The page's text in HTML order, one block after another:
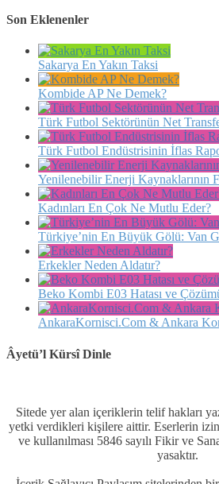
Son Eklenenler
Sakarya En Yakın Taksi
Kombide AP Ne Demek?
Türk Futbol Sektörünün Net
Türk Futbol Endüstrisinin İflas
Yenilenebilir Enerji Kaynaklarının
Kadınları En Çok Ne Mutlu Eder?
Türkiye’nin En Büyük Gölü: Van
Erkekler Neden Aldatır?
Beko Kombi E03 Hatası ve
AnkaraKornisci.Com & Ankara
Âyetü’l Kürsî Dinle
Sitede yer alan içeriklerin telif hakları
yetki verdikleri kişilere aittir. Eserlerin izin
ve kullanılması 5846 sayılı Fikir ve
yasaktır.